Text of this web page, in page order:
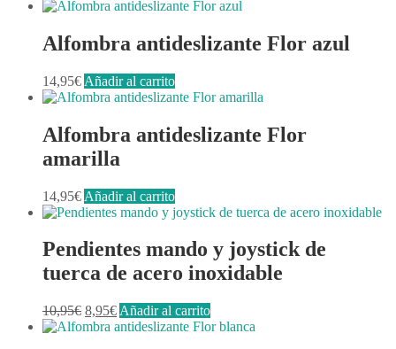
Alfombra antideslizante Flor azul
14,95€ Añadir al carrito
Alfombra antideslizante Flor
amarilla
14,95€ Añadir al carrito
Pendientes mando y joystick de
tuerca de acero inoxidable
10,95€ El
precio
8,95€El
precio
Añadir al carrito